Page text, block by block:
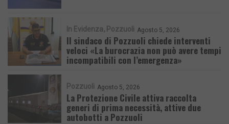
In Evidenza Pozzuoli Agosto 5, 2026
Il sindaco di Pozzuoli chiede interventi
veloci «La burocrazia non può avere tempi
incompatibili con l’emergenza»
Pozzuoli Agosto 5, 2026
La Protezione Civile attiva raccolta
generi di prima necessità, attive due
autobotti a Pozzuoli